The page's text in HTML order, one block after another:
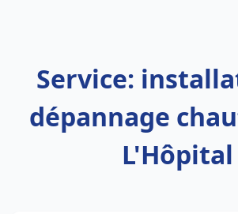
Service:
dépannage
L'Hôpital